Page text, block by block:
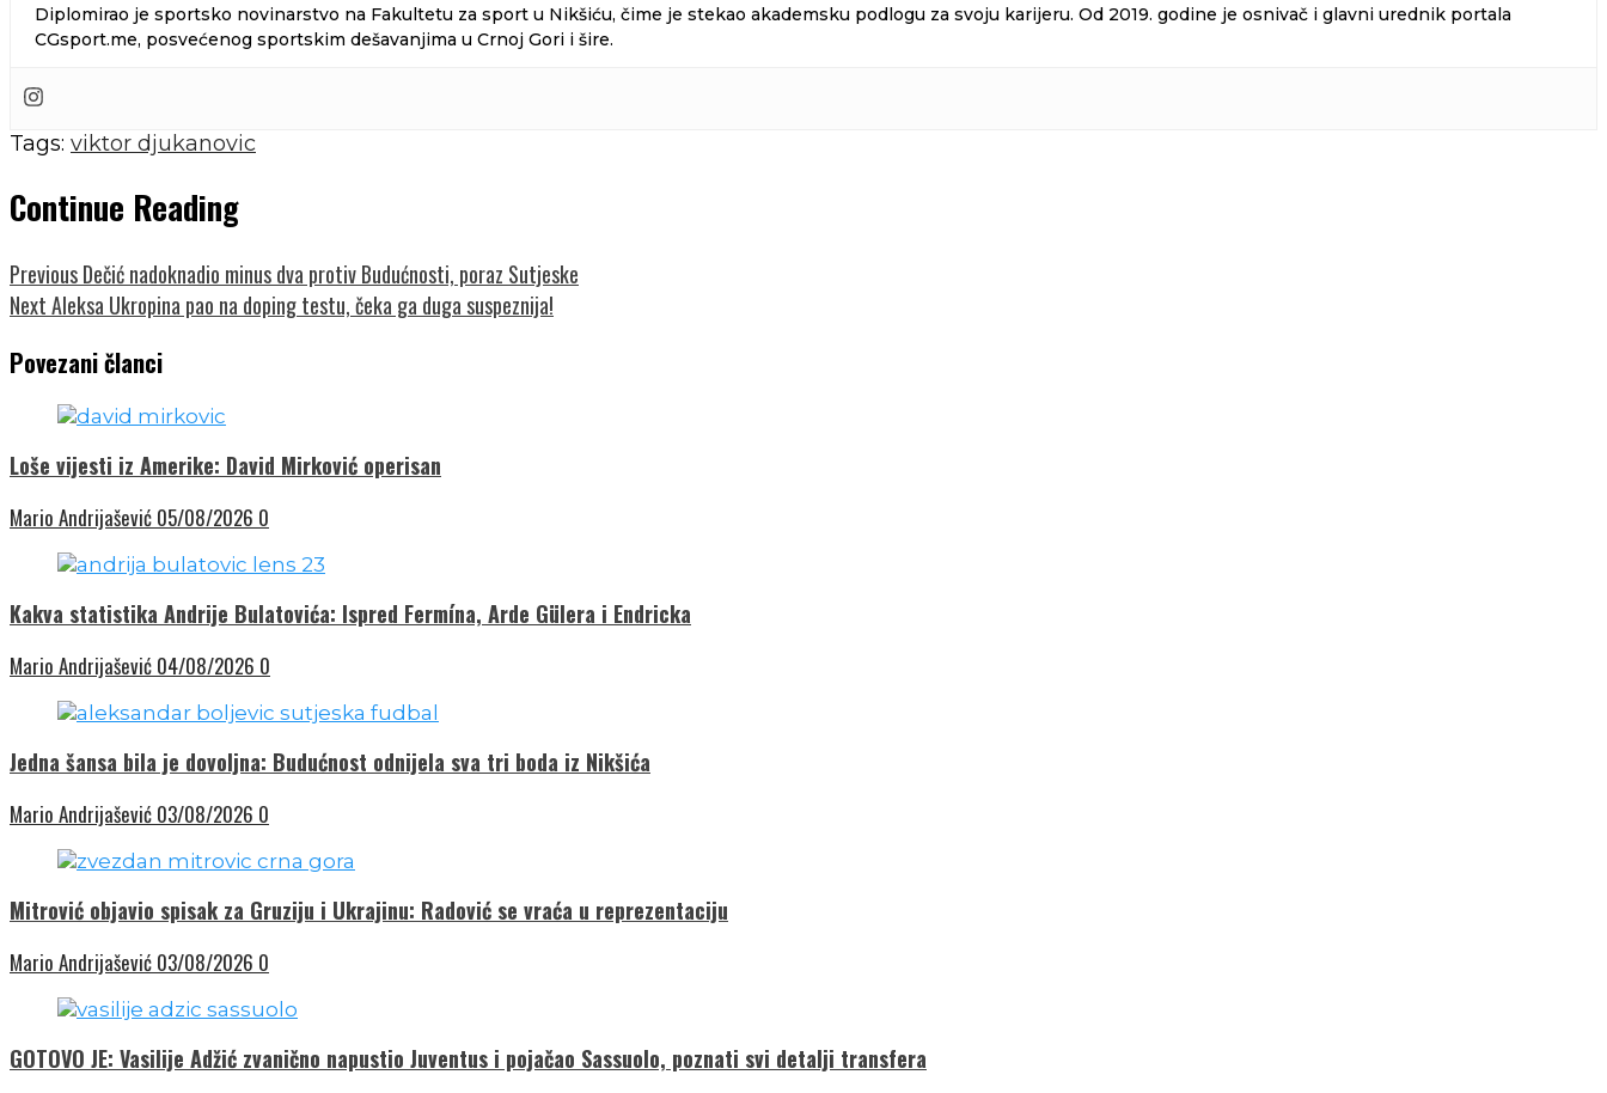
Diplomirao je sportsko novinarstvo na Fakultetu za sport u Nikšiću, čime je stekao akademsku podlogu za svoju karijeru. Od 2019. godine je osnivač i glavni urednik portala
CGsport.me, posvećenog sportskim dešavanjima u Crnoj Gori i šire.
Tags: viktor djukanovic
Continue Reading
PreviousDečić nadoknadio minus dva protiv Budućnosti, poraz Sutjeske
NextAleksa Ukropina pao na doping testu, čeka ga duga suspeznija!
Povezani članci
Loše vijesti iz Amerike: David Mirković operisan
Mario Andrijašević 05/08/2026 0
Kakva statistika Andrije Bulatovića: Ispred Fermína, Arde Gülera i Endricka
Mario Andrijašević 04/08/2026 0
Jedna šansa bila je dovoljna: Budućnost odnijela sva tri boda iz Nikšića
Mario Andrijašević 03/08/2026 0
Mitrović objavio spisak za Gruziju i Ukrajinu: Radović se vraća u reprezentaciju
Mario Andrijašević 03/08/2026 0
GOTOVO JE: Vasilije Adžić zvanično napustio Juventus i pojačao Sassuolo, poznati svi detalji transfera